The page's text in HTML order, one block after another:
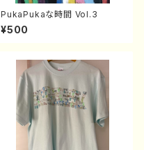
PukaPukaな時間 Vol.3
¥500